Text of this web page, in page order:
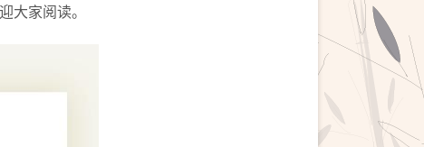
家阅读。